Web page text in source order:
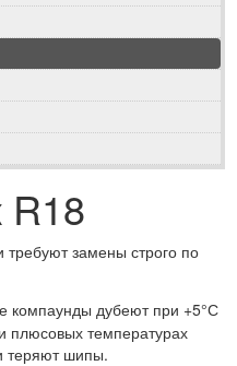
замены строго по
компаунды дубеют при +5°С
температурах
теряют шипы.